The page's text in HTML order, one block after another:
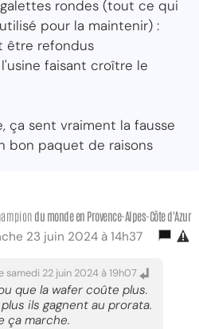
rondes (tout ce qui
pour la maintenir) :
être refondus
faisant croître le
ça sent vraiment la fausse
bon paquet de raisons
du mondeen Provence-Alpes-Côte d'Azur
23 juin 2024 à 14h37
samedi 22 juin 2024 à 19h07
que la wafer coûte plus.
ils gagnent au prorata.
ça marche.